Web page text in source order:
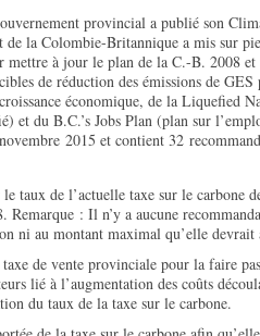
provincial a publié son
de la Colombie-Britannique a mis sur
mettre à jour le plan de la C.-B. 2008
de réduction des émissions de
économique, de la Liquefied
et du B.C.’s Jobs Plan (plan sur
2015 et contient 32
taux de l’actuelle taxe sur le carbone
Remarque : Il n’y a aucune
ni au montant maximal qu’elle devrait
de vente provinciale pour la faire
lié à l’augmentation des coûts
du taux de la taxe sur le carbone.